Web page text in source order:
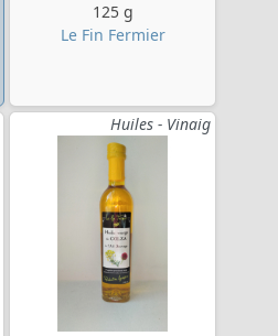
125 g
Le Fin Fermier
Huiles - Vinaig